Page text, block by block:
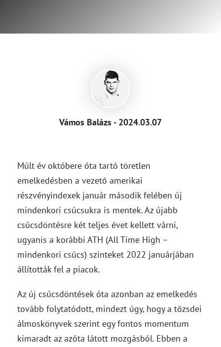
Vámos Balázs - 2024.03.07
Múlt év októbere óta tartó töretlen
emelkedésben a vezető amerikai
részvényindexek január második felében új
mindenkori csúcsukra is mentek. Az újabb
csúcsdöntésre két teljes évet kellett várni,
ugyanis a korábbi ATH (All Time High –
mindenkori csúcs) szinteket 2022 januárjában
állították fel a piacok.
Az új csúcsdöntések óta azonban az emelkedés
tovább folytatódott, mindezt úgy, hogy a tőzsdei
álmoskönyvek szerint egy fontos momentum
kimaradt az azóta látott mozgásból. Ebben a